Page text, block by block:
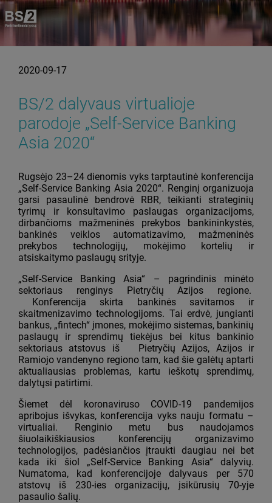
2020-09-17
BS/2 dalyvaus virtualioje
parodoje „Self-Service Banking
Asia 2020“
Rugsėjo 23–24 dienomis vyks tarptautinė konferencija
„Self-Service Banking Asia 2020“. Renginį organizuoja
garsi pasaulinė bendrovė RBR, teikianti strateginių
tyrimų ir konsultavimo paslaugas organizacijoms,
dirbančioms mažmeninės prekybos bankininkystės,
bankinės veiklos automatizavimo, mažmeninės
prekybos technologijų, mokėjimo kortelių ir
atsiskaitymo paslaugų srityje.
„Self-Service Banking Asia“ – pagrindinis minėto
sektoriaus renginys Pietryčių Azijos regione.
Konferencija skirta bankinės savitarnos ir
skaitmenizavimo technologijoms. Tai erdvė, jungianti
bankus, „fintech“ įmones, mokėjimo sistemas, bankinių
paslaugų ir sprendimų tiekėjus bei kitus bankinio
sektoriaus atstovus iš Pietryčių Azijos, Azijos ir
Ramiojo vandenyno regiono tam, kad šie galėtų aptarti
aktualiausias problemas, kartu ieškotų sprendimų,
dalytųsi patirtimi.
Šiemet dėl koronaviruso COVID-19 pandemijos
apribojus išvykas, konferencija vyks nauju formatu –
virtualiai. Renginio metu bus naudojamos
šiuolaikiškiausios konferencijų organizavimo
technologijos, padėsiančios įtraukti daugiau nei bet
kada iki šiol „Self-Service Banking Asia“ dalyvių.
Numatoma, kad konferencijoje dalyvaus per 570
atstovų iš 230-ies organizacijų, įsikūrusių 70-yje
pasaulio šalių.